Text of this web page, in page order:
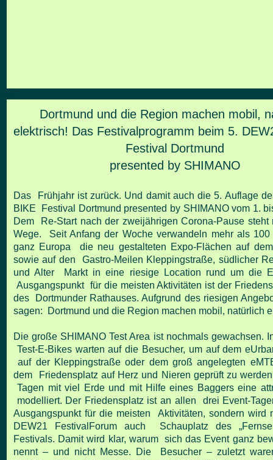
Dortmund und die Region machen mobil,
elektrisch! Das Festivalprogramm beim 5.
Festival Dortmund
presented by SHIMANO
Das Frühjahr ist zurück. Und damit auch die 5. Auflage
BIKE Festival Dortmund presented by SHIMANO vom 1.
Dem Re-Start nach der zweijährigen Corona-Pause steht
Wege. Seit Anfang der Woche verwandeln mehr als 100
ganz Europa die neu gestalteten Expo-Flächen auf
sowie auf den Gastro-Meilen Kleppingstraße, südlicher
und Alter Markt in eine riesige Location rund um die
Ausgangspunkt für die meisten Aktivitäten ist der
des Dortmunder Rathauses. Aufgrund des riesigen
sagen: Dortmund und die Region machen mobil, natürlich
Die große SHIMANO Test Area ist nochmals gewachsen.
Test-E-Bikes warten auf die Besucher, um auf dem
auf der Kleppingstraße oder dem groß angelegten
dem Friedensplatz auf Herz und Nieren geprüft zu
Tagen mit viel Erde und mit Hilfe eines Baggers eine
modelliert. Der Friedensplatz ist an allen drei Event-
Ausgangspunkt für die meisten Aktivitäten, sondern wird
DEW21 FestivalForum auch Schauplatz des
Festivals. Damit wird klar, warum sich das Event ganz
nennt – und nicht Messe. Die Besucher – zuletzt